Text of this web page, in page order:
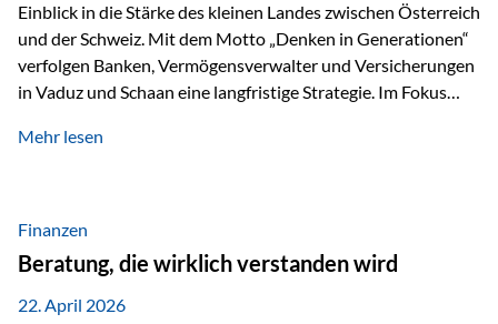
Einblick in die Stärke des kleinen Landes zwischen Österreich
und der Schweiz. Mit dem Motto „Denken in Generationen“
verfolgen Banken, Vermögensverwalter und Versicherungen
in Vaduz und Schaan eine langfristige Strategie. Im Fokus
Marktzugang Liechtenstein hat sich in den letzten Jahren zu
verfügbaren Kennzahlen (Stand Ende 2024, veröffentlicht
2025/2026)…
Mehr lesen
Finanzen
Beratung, die wirklich verstanden wird
22. April 2026